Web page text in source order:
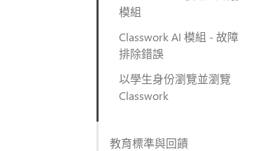
模組
Classwork AI 模組 - 故障
排除錯誤
以學生身份瀏覽並瀏覽
Classwork
教育標準與回饋